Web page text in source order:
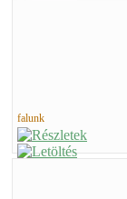
falunk